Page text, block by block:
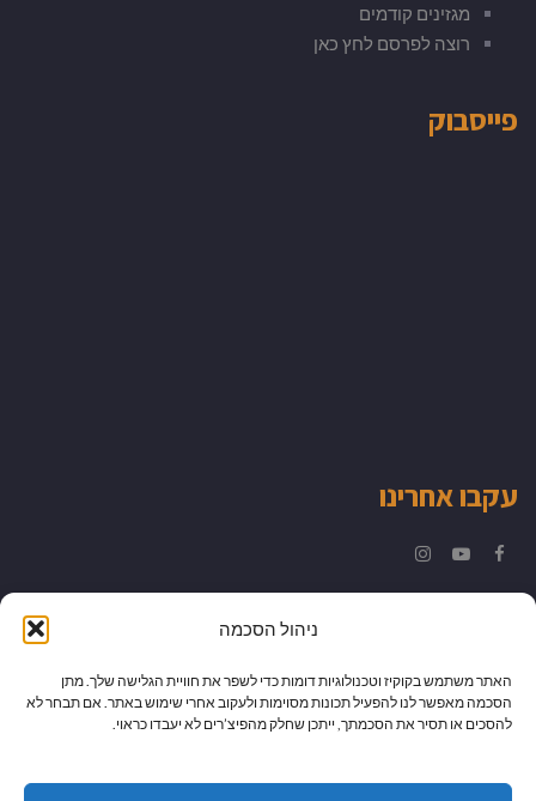
ניהול הסכמה
האתר משתמש בקוקיז וטכנולוגיות דומות כדי לשפר את חוויית הגלישה שלך. מתן
הסכמה מאפשר לנו להפעיל תכונות מסוימות ולעקוב אחרי שימוש באתר. אם תבחר לא
להסכים או תסיר את הסכמתך, ייתכן שחלק מהפיצ’רים לא יעבדו כראוי.
מגזינים קודמים
רוצה לפרסם לחץ כאן
פייסבוק
עקבו אחרינו